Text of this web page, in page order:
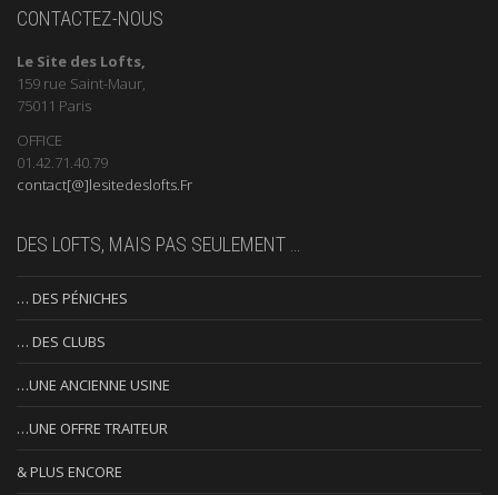
CONTACTEZ-NOUS
Le Site des Lofts,
159 rue Saint-Maur,
75011 Paris
OFFICE
01.42.71.40.79
contact[@]lesitedeslofts.Fr
DES LOFTS, MAIS PAS SEULEMENT …
… DES PÉNICHES
… DES CLUBS
…UNE ANCIENNE USINE
…UNE OFFRE TRAITEUR
& PLUS ENCORE